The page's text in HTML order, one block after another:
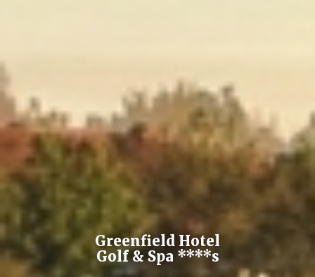
Greenfield Hotel
Golf & Spa ****s